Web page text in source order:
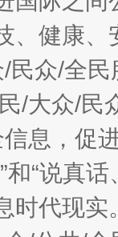
、健康
民众/全
/大众/民
息，促
和“说真
时代现实